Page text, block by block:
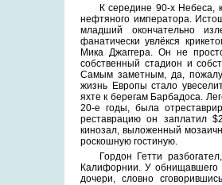
К середине 90-х Небеса,
нефтяного императора.
младший окончательно
фанатически увлёкся
Мика Джаггера. Он не
собственный стадион и
Самым заметным, да,
жизнь Европы стало
яхте к берегам Барбадоса.
20-е годы, была
реставрацию он заплатил
кинозал, выложенный
роскошную гостиную.
Гордон Гетти
Калифорнии. У
дочери, словно